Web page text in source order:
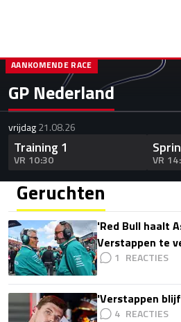
GP Nederland
AANKOMENDE RACE
vrijdag21.08.26
Training 1
VR 10:30 VR
Geruchten
'Red Bull haalt
Verstappen te
1
'Verstappen
4